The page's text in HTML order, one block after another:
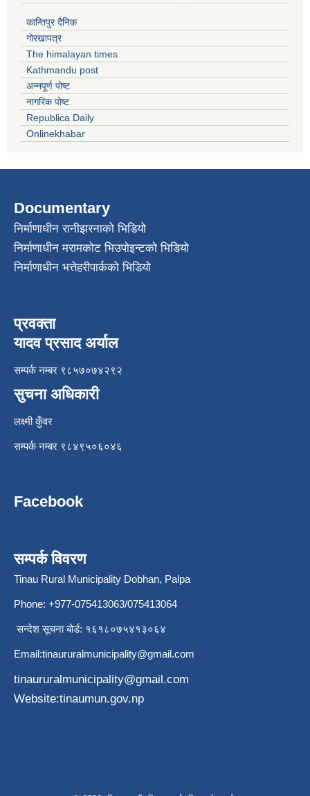
कान्तिपुर दैनिक
गोरखापत्र
The himalayan times
Kathmandu post
अन्नपूर्ण पोष्ट
नागरिक पोष्ट
Republica Daily
Onlinekhabar
Documentary
निर्माणाधीन रानीझरनाको भिडियो
निर्माणाधीन मरामकोट भिउपोइन्टको भिडियो
निर्माणाधीन भत्तेहरीपार्कको भिडियो
प्रवक्ता
यादव प्रसाद अर्याल
सम्पर्क नम्बर ९८५७०७४२९२
सुचना अधिकारी
लक्ष्मी कुँवर
सम्पर्क नम्बर ९८४९५०६०४६
Facebook
सम्पर्क विवरण
Tinau Rural Municipality Dobhan, Palpa
Phone: +977-075413063/075413064
सन्देश सूचना बोर्ड: १६१८०७५४१३०६४
Email:tinaururalmunicipality@gmail.com
tinaururalmunicipality@gmail.com
Website:tinaumun.gov.np